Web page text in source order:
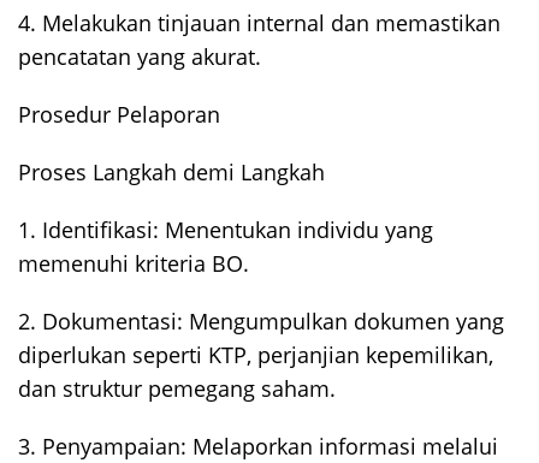
4. Melakukan tinjauan internal dan memastikan
pencatatan yang akurat.
Prosedur Pelaporan
Proses Langkah demi Langkah
1. Identifikasi: Menentukan individu yang
memenuhi kriteria BO.
2. Dokumentasi: Mengumpulkan dokumen yang
diperlukan seperti KTP, perjanjian kepemilikan,
dan struktur pemegang saham.
3. Penyampaian: Melaporkan informasi melalui